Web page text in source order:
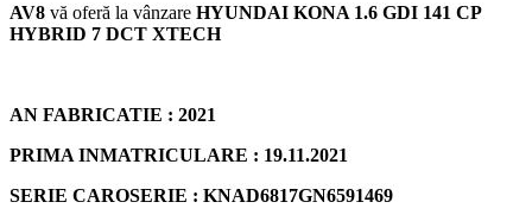
AV8 vă oferă la vânzare HYUNDAI KONA 1.6 GDI 141 CP
HYBRID 7 DCT XTECH
AN FABRICATIE : 2021
PRIMA INMATRICULARE : 19.11.2021
SERIE CAROSERIE : KNAD6817GN6591469